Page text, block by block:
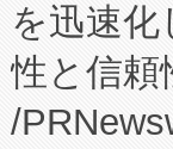
従来の
に、患者
キー方式
を迅速
性と信頼
/